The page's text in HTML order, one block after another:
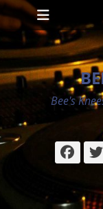
コ
ン
テ
ン
ツ
へ
ッ
プ
メインメニュ
Bee's